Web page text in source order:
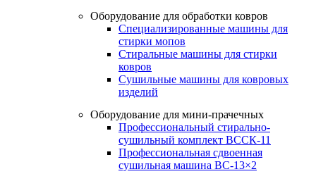
Оборудование для обработки ковров
Специализированные машины для
стирки мопов
Стиральные машины для стирки
ковров
Сушильные машины для ковровых
изделий
Оборудование для мини-прачечных
Профессиональный стирально-
сушильный комплект ВССК-11
Профессиональная сдвоенная
сушильная машина ВС-13×2